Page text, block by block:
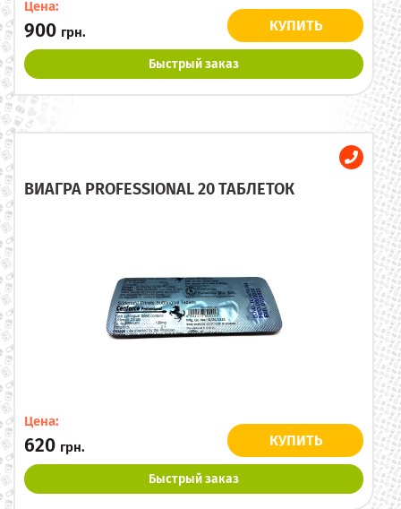
Цена:
900 грн. КУПИТЬ
Быстрый заказ
ВИАГРА PROFESSIONAL 20 ТАБЛЕТОК
Цена:
620 грн. КУПИТЬ
Быстрый заказ